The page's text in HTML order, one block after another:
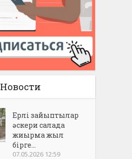
Новости
Ерлі зайыптылар
әскери салада
жиырма жыл
бірге...
07.05.2026 12:59